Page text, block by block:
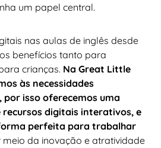
um papel central.
nas aulas de inglês desde
benefícios tanto para
crianças. Na Great Little
às necessidades
por isso oferecemos uma
digitais interativos, e
perfeita para trabalhar
meio da inovação e atratividade